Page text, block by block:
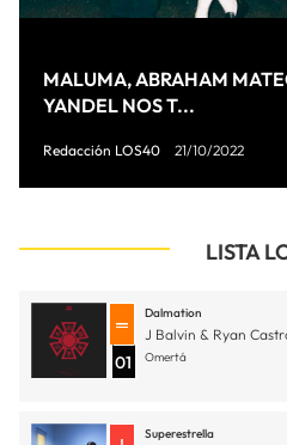
MALUMA, ABRAHAM
YANDEL NOS T...
Redacción LOS40 21/10/2022
LISTA
01
Dalmation
J Balvin & Ryan
Omertá
Superestrella